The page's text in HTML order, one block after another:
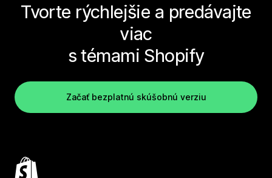
Tvorte rýchlejšie a predávajte
viac
s témami Shopify
Začať bezplatnú skúšobnú verziu